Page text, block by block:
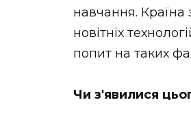
навчання. Країна
новітніх
попит на таких
Чи з'явилися